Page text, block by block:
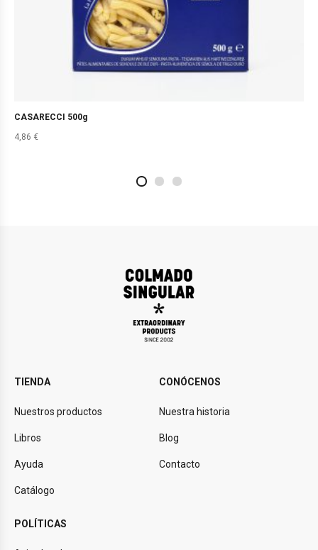
CASARECCI 500g
4,86 €
TIENDA
Nuestros productos
Libros
Ayuda
Catálogo
CONÓCENOS
Nuestra historia
Blog
Contacto
POLÍTICAS